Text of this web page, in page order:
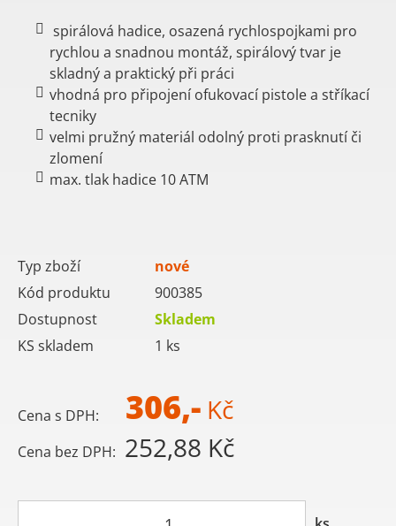
spirálová hadice, osazená rychlospojkami pro
rychlou a snadnou montáž, spirálový tvar je
skladný a praktický při práci
vhodná pro připojení ofukovací pistole a stříkací
tecniky
velmi pružný materiál odolný proti prasknutí či
zlomení
max. tlak hadice 10 ATM
Typ zboží
nové
Kód produktu
900385
Dostupnost
Skladem
KS skladem
1 ks
Cena s DPH: 306,- Kč
Cena bez DPH: 252,88 Kč